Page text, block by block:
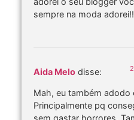
sempre na moda
Aida Melo disse:
Mah, eu também adodo
Principalmente pq